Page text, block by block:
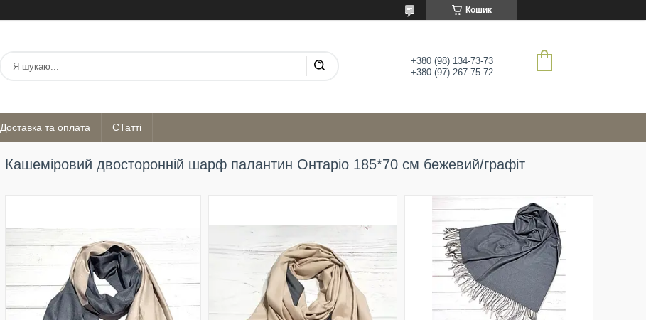
Кошик
+380 (98) 134-73-73
+380 (97) 267-75-72
Доставка та оплата СТатті
Кашеміровий двосторонній шарф палантин Онтаріо 185*70 см бежевий/графіт